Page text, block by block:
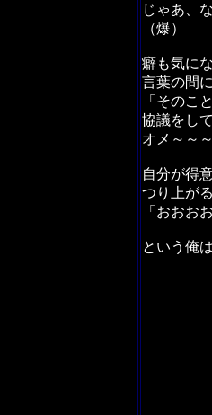
じゃあ、
（爆）
癖も気に
言葉の間
「そのこ
協議をし
オメ～～
自分が得
つり上が
「おおお
という俺